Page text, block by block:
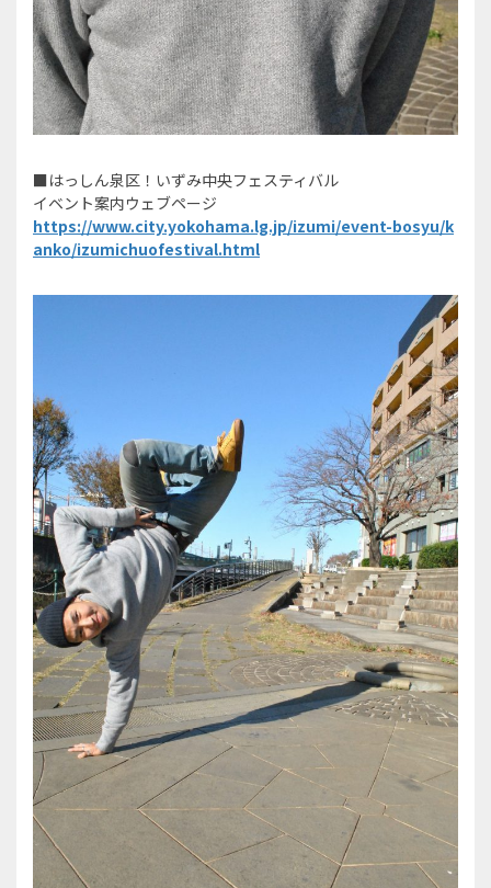
■はっしん泉区！いずみ中央フェスティバル
イベント案内ウェブページ
https://www.city.yokohama.lg.jp/izumi/event-bosyu/k
anko/izumichuofestival.html